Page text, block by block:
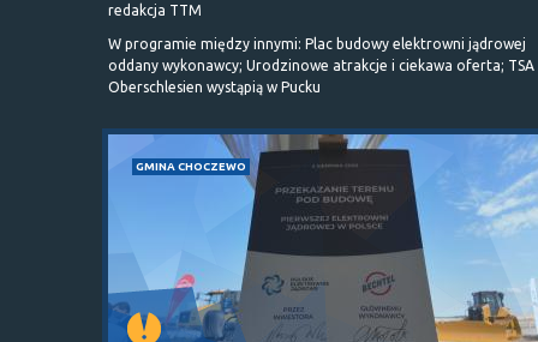
redakcja TTM
W programie między innymi: Plac budowy elektrowni jądrowej
oddany wykonawcy; Urodzinowe atrakcje i ciekawa oferta; TSA
Oberschlesien wystąpią w Pucku
GMINA CHOCZEWO